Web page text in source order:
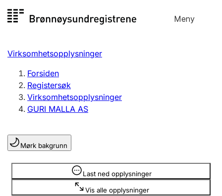
til
Meny
Registersøk
Aksjeselskap
Enkeltpersonforetak
Registrere, endre, slette
Lag og forening
Registrere, endre, slette
Virksomhetsopplysninger
Forsiden
Registersøk
Virksomhetsopplysninger
GURI MALLA AS
Mørk bakgrunn
Last ned opplysninger
Vis alle opplysninger
Opplysninger er skjult